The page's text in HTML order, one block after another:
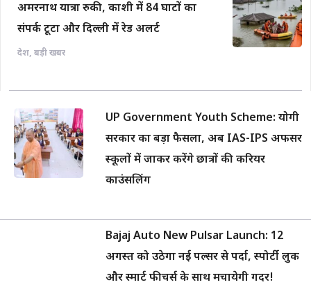
अमरनाथ यात्रा रुकी, काशी में 84 घाटों का
संपर्क टूटा और दिल्ली में रेड अलर्ट
देश, बड़ी खबर
UP Government Youth Scheme: योगी
सरकार का बड़ा फैसला, अब IAS-IPS अफसर
स्कूलों में जाकर करेंगे छात्रों की करियर
काउंसलिंग
Bajaj Auto New Pulsar Launch: 12
अगस्त को उठेगा नई पल्सर से पर्दा, स्पोर्टी लुक
और स्मार्ट फीचर्स के साथ मचायेगी गदर!